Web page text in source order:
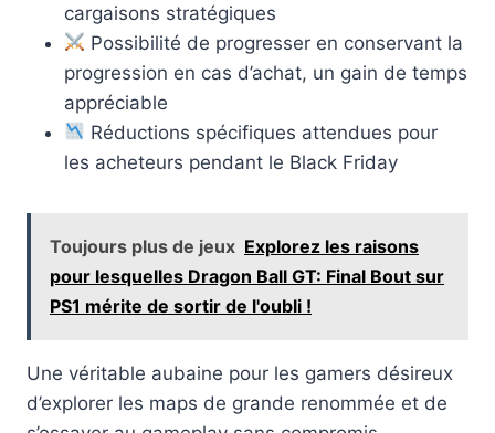
cargaisons stratégiques
Possibilité de progresser en conservant la
progression en cas d’achat, un gain de temps
appréciable
Réductions spécifiques attendues pour
les acheteurs pendant le Black Friday
Toujours plus de jeux Explorez les raisons
pour lesquelles Dragon Ball GT: Final Bout sur
PS1 mérite de sortir de l'oubli !
Une véritable aubaine pour les gamers désireux
d’explorer les maps de grande renommée et de